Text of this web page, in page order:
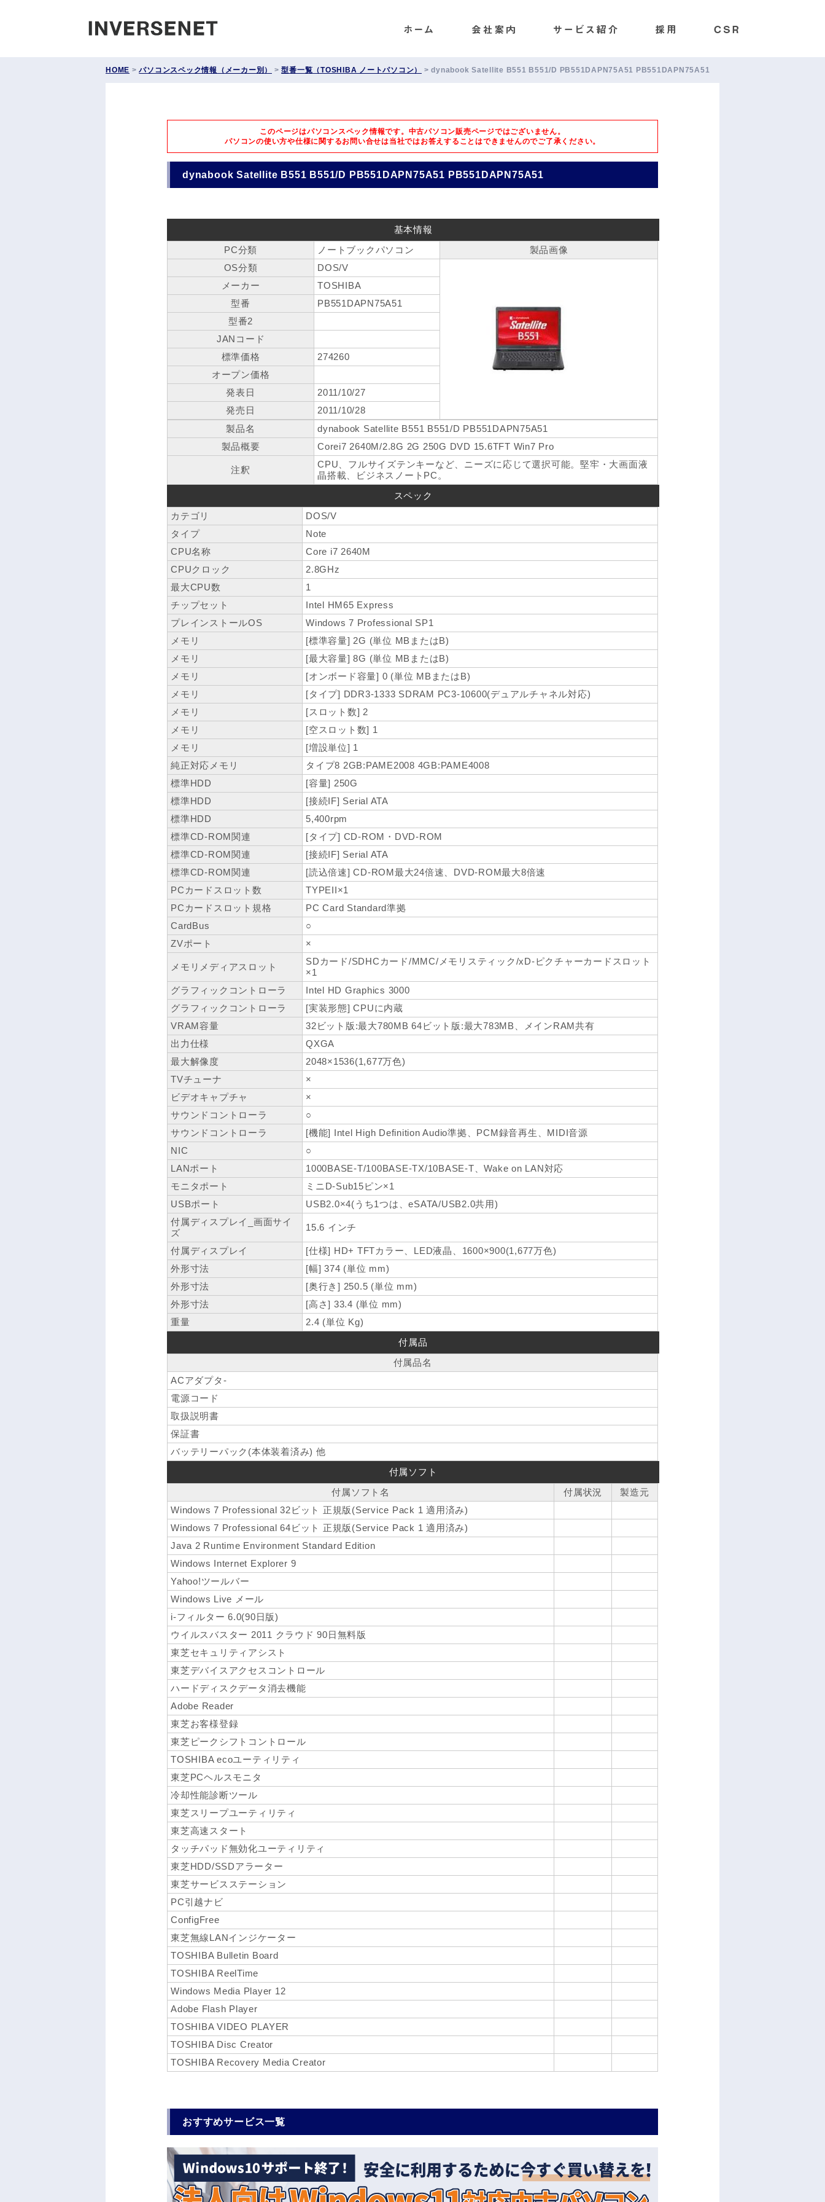
HOME >パソコンスペック情報（メーカー別） >型番一覧（TOSHIBA ノートパソコン） >dynabook Satellite B551 B551/D PB551DAPN75A51 PB551DAPN75A51
このページはパソコンスペック情報です。中古パソコン販売ページではございません。
パソコンの使い方や仕様に関するお問い合せは当社ではお答えすることはできませんのでご了承ください。
dynabook Satellite B551 B551/D PB551DAPN75A51 PB551DAPN75A51
基本情報
PC分類
ノートブックパソコン
製品画像
OS分類
DOS/V
メーカー
TOSHIBA
型番
PB551DAPN75A51
型番2
JANコード
標準価格
274260
オープン価格
発表日
2011/10/27
発売日
2011/10/28
製品名
dynabook Satellite B551 B551/D PB551DAPN75A51
製品概要
Corei7 2640M/2.8G 2G 250G DVD 15.6TFT Win7 Pro
注釈
CPU、フルサイズテンキーなど、ニーズに応じて選択可能。堅牢・大画面液
晶搭載、ビジネスノートPC。
スペック
カテゴリ
DOS/V
タイプ
Note
CPU名称
Core i7 2640M
CPUクロック
2.8GHz
最大CPU数
1
チップセット
Intel HM65 Express
プレインストールOS
Windows 7 Professional SP1
メモリ
[標準容量] 2G (単位 MBまたはB)
メモリ
[最大容量] 8G (単位 MBまたはB)
メモリ
[オンボード容量] 0 (単位 MBまたはB)
メモリ
[タイプ] DDR3-1333 SDRAM PC3-10600(デュアルチャネル対応)
メモリ
[スロット数] 2
メモリ
[空スロット数] 1
メモリ
[増設単位] 1
純正対応メモリ
タイプ8 2GB:PAME2008 4GB:PAME4008
標準HDD
[容量] 250G
標準HDD
[接続IF] Serial ATA
標準HDD
5,400rpm
標準CD-ROM関連
[タイプ] CD-ROM・DVD-ROM
標準CD-ROM関連
[接続IF] Serial ATA
標準CD-ROM関連
[読込倍速] CD-ROM最大24倍速、DVD-ROM最大8倍速
PCカードスロット数
TYPEII×1
PCカードスロット規格
PC Card Standard準拠
CardBus
○
ZVポート
×
メモリメディアスロット
SDカード/SDHCカード/MMC/メモリスティック/xD-ピクチャーカードスロット
×1
グラフィックコントローラ
Intel HD Graphics 3000
グラフィックコントローラ
[実装形態] CPUに内蔵
VRAM容量
32ビット版:最大780MB 64ビット版:最大783MB、メインRAM共有
出力仕様
QXGA
最大解像度
2048×1536(1,677万色)
TVチューナ
×
ビデオキャプチャ
×
サウンドコントローラ
○
サウンドコントローラ
[機能] Intel High Definition Audio準拠、PCM録音再生、MIDI音源
NIC
○
LANポート
1000BASE-T/100BASE-TX/10BASE-T、Wake on LAN対応
モニタポート
ミニD-Sub15ピン×1
USBポート
USB2.0×4(うち1つは、eSATA/USB2.0共用)
付属ディスプレイ_画面サイ
ズ
15.6 インチ
付属ディスプレイ
[仕様] HD+ TFTカラー、LED液晶、1600×900(1,677万色)
外形寸法
[幅] 374 (単位 mm)
外形寸法
[奥行き] 250.5 (単位 mm)
外形寸法
[高さ] 33.4 (単位 mm)
重量
2.4 (単位 Kg)
付属品
付属品名
ACアダプタ-
電源コード
取扱説明書
保証書
バッテリーパック(本体装着済み) 他
付属ソフト
付属ソフト名
付属状況
製造元
Windows 7 Professional 32ビット 正規版(Service Pack 1 適用済み)
Windows 7 Professional 64ビット 正規版(Service Pack 1 適用済み)
Java 2 Runtime Environment Standard Edition
Windows Internet Explorer 9
Yahoo!ツールバー
Windows Live メール
i-フィルター 6.0(90日版)
ウイルスバスター 2011 クラウド 90日無料版
東芝セキュリティアシスト
東芝デバイスアクセスコントロール
ハードディスクデータ消去機能
Adobe Reader
東芝お客様登録
東芝ピークシフトコントロール
TOSHIBA ecoユーティリティ
東芝PCヘルスモニタ
冷却性能診断ツール
東芝スリープユーティリティ
東芝高速スタート
タッチパッド無効化ユーティリティ
東芝HDD/SSDアラーター
東芝サービスステーション
PC引越ナビ
ConfigFree
東芝無線LANインジケーター
TOSHIBA Bulletin Board
TOSHIBA ReelTime
Windows Media Player 12
Adobe Flash Player
TOSHIBA VIDEO PLAYER
TOSHIBA Disc Creator
TOSHIBA Recovery Media Creator
おすすめサービス一覧